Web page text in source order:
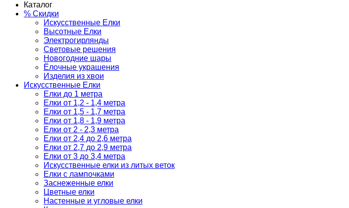
Каталог
% Скидки
Искусственные Елки
Высотные Елки
Электрогирлянды
Световые решения
Новогодние шары
Ёлочные украшения
Изделия из хвои
Искусственные Елки
Елки до 1 метра
Елки от 1,2 - 1,4 метра
Елки от 1,5 - 1,7 метра
Елки от 1,8 - 1,9 метра
Елки от 2 - 2,3 метра
Елки от 2,4 до 2,6 метра
Елки от 2,7 до 2,9 метра
Елки от 3 до 3,4 метра
Искусственные елки из литых веток
Елки с лампочками
Заснеженные елки
Цветные елки
Настенные и угловые елки